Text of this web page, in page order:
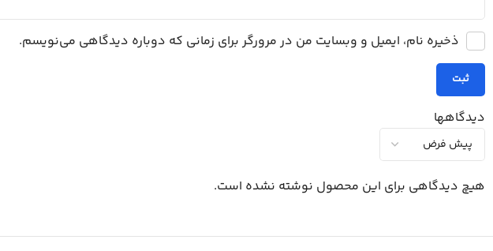
دیدگاهها
هیچ دیدگاهی برای این محصول نوشته نشده است.
ذخیره نام، ایمیل و وبسایت من در مرورگر برای زمانی که دوباره دیدگاهی می‌نویسم.